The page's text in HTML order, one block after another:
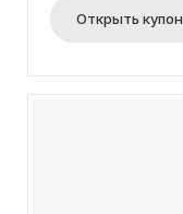
Открыть купон